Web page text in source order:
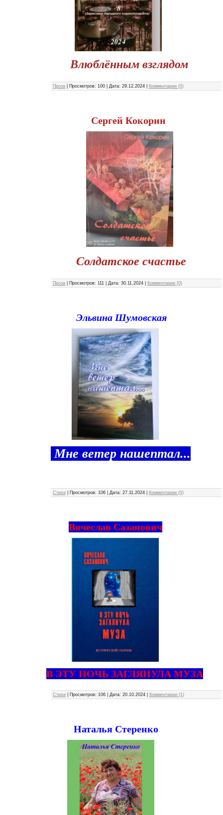
Влюблённым взглядом
Проза Просмотров: 100 Дата: 29.12.2024 Комментарии (0)
Сергей Кокорин
Солдатское счастье
Проза Просмотров: 111 Дата: 30.11.2024 Комментарии (0)
Эльвина Шумовская
Мне ветер нашептал...
Стихи Просмотров: 106 Дата: 27.11.2024 Комментарии (0)
Вячеслав Сазанович
В ЭТУ НОЧЬ ЗАГЛЯНУЛА МУЗА
Стихи Просмотров: 106 Дата: 20.10.2024 Комментарии (1)
Наталья Стеренко